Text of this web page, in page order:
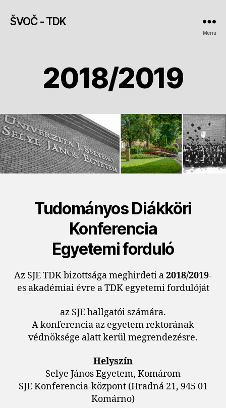
ŠVOČ - TDK
Menü
2018/2019
Tudományos Diákköri
Konferencia
Egyetemi forduló
Az SJE TDK bizottsága meghirdeti a2018/2019-
es akadémiai évre a TDK egyetemi fordulóját
az SJE hallgatói számára.
A konferencia az egyetem rektorának
védnöksége alatt kerül megrendezésre.
Helyszín
Selye János Egyetem, Komárom
SJE Konferencia-központ (Hradná 21, 945 01
Komárno)